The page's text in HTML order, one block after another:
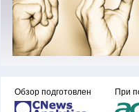
Обзор подготовлен При